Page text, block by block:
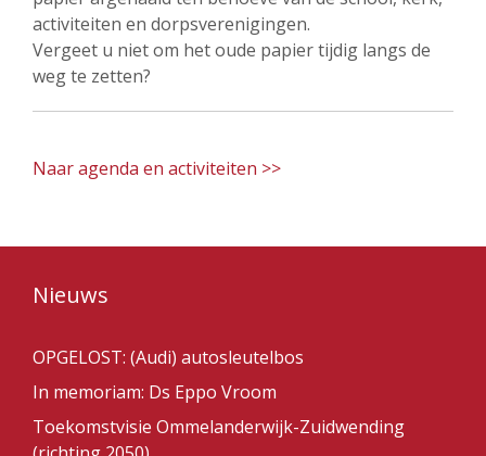
activiteiten en dorpsverenigingen.
Vergeet u niet om het oude papier tijdig langs de
weg te zetten?
Naar agenda en activiteiten >>
Nieuws
OPGELOST: (Audi) autosleutelbos
In memoriam: Ds Eppo Vroom
Toekomstvisie Ommelanderwijk-Zuidwending